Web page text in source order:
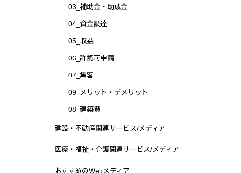
03_補助金・助成金
04_資金調達
05_収益
06_許認可申請
07_集客
09_メリット・デメリット
08_建築費
建設・不動産関連サービス/メディア
医療・福祉・介護関連サービス/メディア
おすすめのWebメディア